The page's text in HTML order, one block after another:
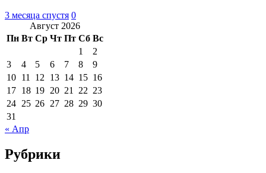
3 месяца спустя 0
Август 2026
Пн Вт Ср Чт Пт Сб Вс
1
2
3
4 5 6 7 8
9
10 11 12 13 14 15 16
17 18 19 20 21 22 23
24 25 26 27 28 29 30
31
« Апр
Рубрики